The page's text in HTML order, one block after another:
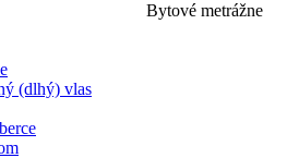
Bytové metrážne
(dlhý) vlas